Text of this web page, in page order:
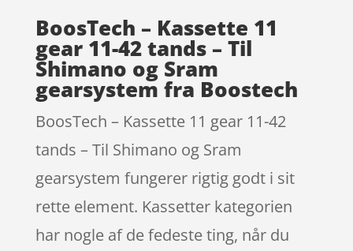
BoosTech – Kassette 11
gear 11-42 tands – Til
Shimano og Sram
gearsystem fra Boostech
BoosTech – Kassette 11 gear 11-42
tands – Til Shimano og Sram
gearsystem fungerer rigtig godt i sit
rette element. Kassetter kategorien
har nogle af de fedeste ting, når du